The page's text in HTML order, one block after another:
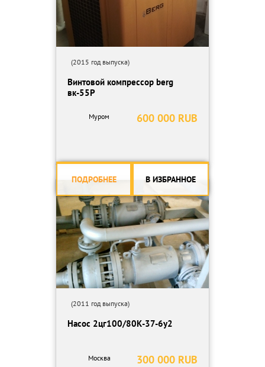
(2015 год выпуска)
Винтовой компрессор berg
вк-55Р
600 000 RUB
Муром
ПОДРОБНЕЕ В ИЗБРАННОЕ
(2011 год выпуска)
Насос 2цг100/80К-37-6у2
300 000 RUB
Москва